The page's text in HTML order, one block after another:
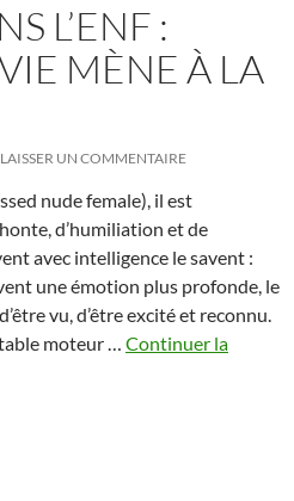
L’ENF :
MÈNE À LA
LAISSER UN COMMENTAIRE
nude female), il est
d’humiliation et de
avec intelligence le savent :
une émotion plus profonde, le
vu, d’être excité et reconnu.
moteur … Continuer la